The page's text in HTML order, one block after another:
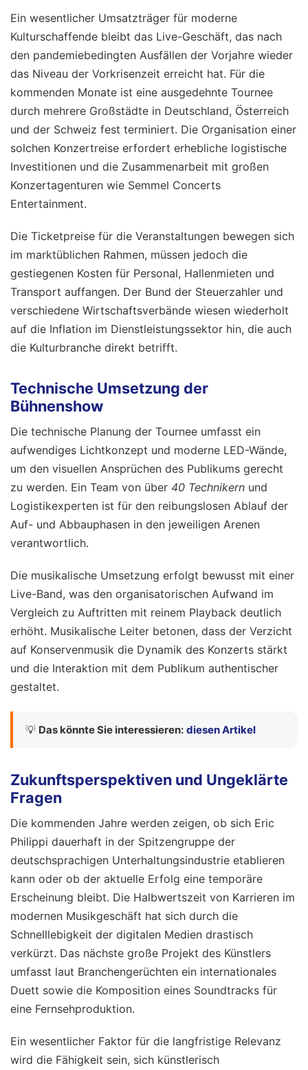
Ein wesentlicher Umsatzträger für moderne
Kulturschaffende bleibt das Live-Geschäft, das nach
den pandemiebedingten Ausfällen der Vorjahre wieder
das Niveau der Vorkrisenzeit erreicht hat. Für die
kommenden Monate ist eine ausgedehnte Tournee
durch mehrere Großstädte in Deutschland, Österreich
und der Schweiz fest terminiert. Die Organisation einer
solchen Konzertreise erfordert erhebliche logistische
Investitionen und die Zusammenarbeit mit großen
Konzertagenturen wie Semmel Concerts
Entertainment.
Die Ticketpreise für die Veranstaltungen bewegen sich
im marktüblichen Rahmen, müssen jedoch die
gestiegenen Kosten für Personal, Hallenmieten und
Transport auffangen. Der Bund der Steuerzahler und
verschiedene Wirtschaftsverbände wiesen wiederholt
auf die Inflation im Dienstleistungssektor hin, die auch
die Kulturbranche direkt betrifft.
Technische Umsetzung der
Bühnenshow
Die technische Planung der Tournee umfasst ein
aufwendiges Lichtkonzept und moderne LED-Wände,
um den visuellen Ansprüchen des Publikums gerecht
zu werden. Ein Team von über 40 Technikern und
Logistikexperten ist für den reibungslosen Ablauf der
Auf- und Abbauphasen in den jeweiligen Arenen
verantwortlich.
Die musikalische Umsetzung erfolgt bewusst mit einer
Live-Band, was den organisatorischen Aufwand im
Vergleich zu Auftritten mit reinem Playback deutlich
erhöht. Musikalische Leiter betonen, dass der Verzicht
auf Konservenmusik die Dynamik des Konzerts stärkt
und die Interaktion mit dem Publikum authentischer
gestaltet.
💡 Das könnte Sie interessieren: diesen Artikel
Zukunftsperspektiven und Ungeklärte
Fragen
Die kommenden Jahre werden zeigen, ob sich Eric
Philippi dauerhaft in der Spitzengruppe der
deutschsprachigen Unterhaltungsindustrie etablieren
kann oder ob der aktuelle Erfolg eine temporäre
Erscheinung bleibt. Die Halbwertszeit von Karrieren im
modernen Musikgeschäft hat sich durch die
Schnelllebigkeit der digitalen Medien drastisch
verkürzt. Das nächste große Projekt des Künstlers
umfasst laut Branchengerüchten ein internationales
Duett sowie die Komposition eines Soundtracks für
eine Fernsehproduktion.
Ein wesentlicher Faktor für die langfristige Relevanz
wird die Fähigkeit sein, sich künstlerisch